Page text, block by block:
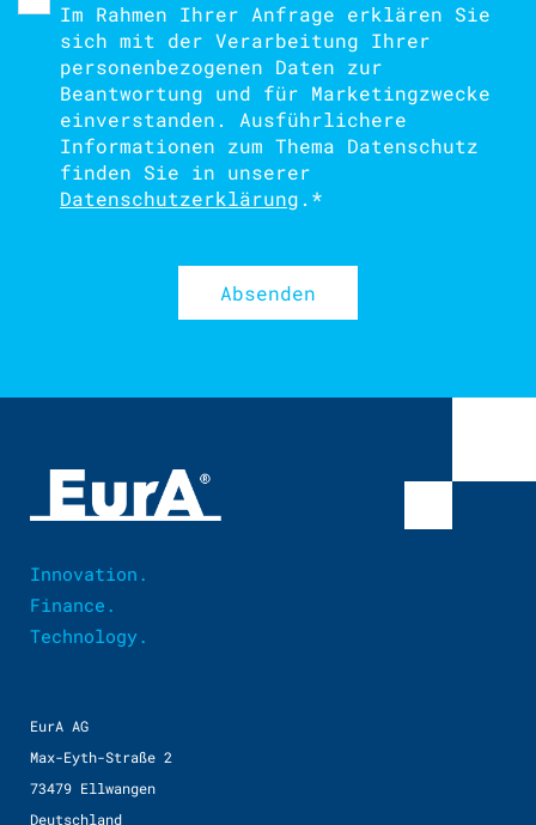
Im Rahmen Ihrer Anfrage erklären Sie
sich mit der Verarbeitung Ihrer
personenbezogenen Daten zur
Beantwortung und für Marketingzwecke
einverstanden. Ausführlichere
Informationen zum Thema Datenschutz
finden Sie in unserer
Datenschutzerklärung . *
Innovation.
Finance.
Technology.
EurA AG
Max-Eyth-Straße 2
73479 Ellwangen
Deutschland